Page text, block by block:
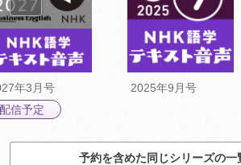
年3月号
配信予定
2025年9月号
予約を含めた同じシリーズの一